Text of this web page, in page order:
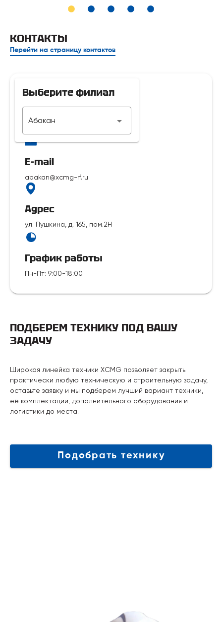
КОНТАКТЫ
Перейти на страницу контактов
Выберите филиал
Абакан
Телефон
E-mail
abakan@xcmg-rf.ru
Адрес
ул. Пушкина, д. 165, пом.2Н
График работы
Пн-Пт: 9:00-18:00
ПОДБЕРЕМ ТЕХНИКУ ПОД ВАШУ
ЗАДАЧУ
Широкая линейка техники XCMG позволяет закрыть
практически любую техническую и строительную задачу,
оставьте заявку и мы подберем лучший вариант техники,
её комплектации, дополнительного оборудования и
логистики до места.
Подобрать технику